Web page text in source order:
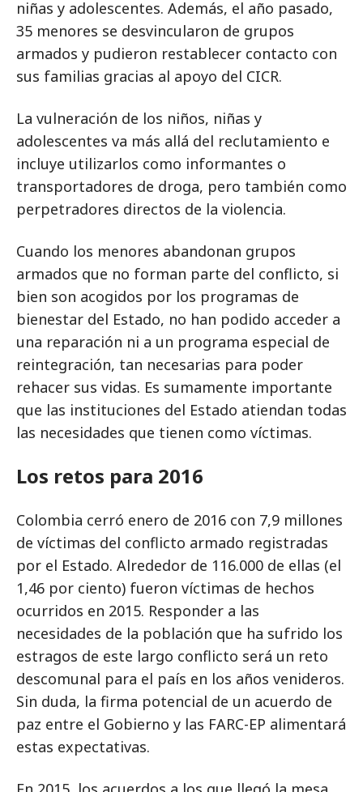
niñas y adolescentes. Además, el año pasado,
35 menores se desvincularon de grupos
armados y pudieron restablecer contacto con
sus familias gracias al apoyo del CICR.
La vulneración de los niños, niñas y
adolescentes va más allá del reclutamiento e
incluye utilizarlos como informantes o
transportadores de droga, pero también como
perpetradores directos de la violencia.
Cuando los menores abandonan grupos
armados que no forman parte del conflicto, si
bien son acogidos por los programas de
bienestar del Estado, no han podido acceder a
una reparación ni a un programa especial de
reintegración, tan necesarias para poder
rehacer sus vidas. Es sumamente importante
que las instituciones del Estado atiendan todas
las necesidades que tienen como víctimas.
Los retos para 2016
Colombia cerró enero de 2016 con 7,9 millones
de víctimas del conflicto armado registradas
por el Estado. Alrededor de 116.000 de ellas (el
1,46 por ciento) fueron víctimas de hechos
ocurridos en 2015. Responder a las
necesidades de la población que ha sufrido los
estragos de este largo conflicto será un reto
descomunal para el país en los años venideros.
Sin duda, la firma potencial de un acuerdo de
paz entre el Gobierno y las FARC-EP alimentará
estas expectativas.